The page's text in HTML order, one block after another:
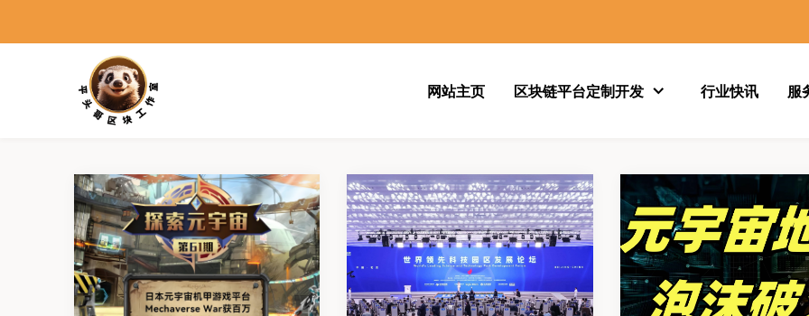
网站主页 区块链平台定制开发 行业快讯 服